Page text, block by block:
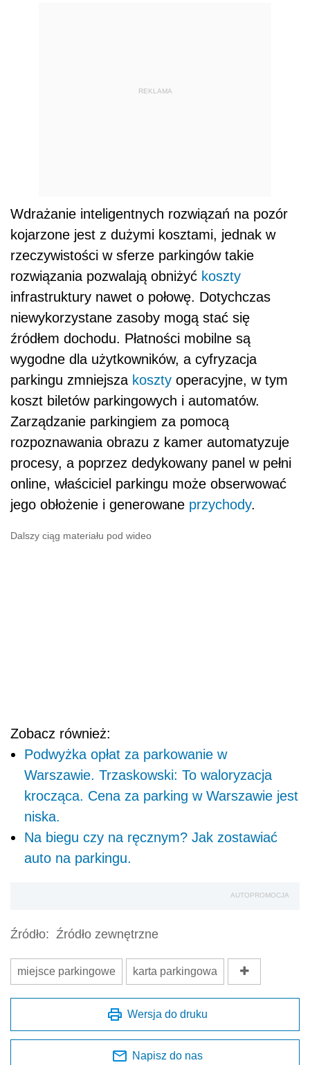
REKLAMA
Wdrażanie inteligentnych rozwiązań na pozór
kojarzone jest z dużymi kosztami, jednak w
rzeczywistości w sferze parkingów takie
rozwiązania pozwalają obniżyć koszty
infrastruktury nawet o połowę. Dotychczas
niewykorzystane zasoby mogą stać się
źródłem dochodu. Płatności mobilne są
wygodne dla użytkowników, a cyfryzacja
parkingu zmniejsza koszty operacyjne, w tym
koszt biletów parkingowych i automatów.
Zarządzanie parkingiem za pomocą
rozpoznawania obrazu z kamer automatyzuje
procesy, a poprzez dedykowany panel w pełni
online, właściciel parkingu może obserwować
jego obłożenie i generowane przychody.
Dalszy ciąg materiału pod wideo
Zobacz również:
Podwyżka opłat za parkowanie w
Warszawie. Trzaskowski: To waloryzacja
krocząca. Cena za parking w Warszawie jest
niska.
Na biegu czy na ręcznym? Jak zostawiać
auto na parkingu.
AUTOPROMOCJA
Źródło: Źródło zewnętrzne
miejsce parkingowe karta parkingowa
Wersja do druku
Napisz do nas